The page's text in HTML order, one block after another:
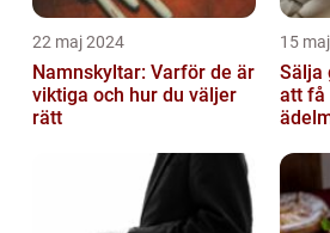
22 maj 2024
Namnskyltar: Varför de är
viktiga och hur du väljer
rätt
15
Sälja
att få